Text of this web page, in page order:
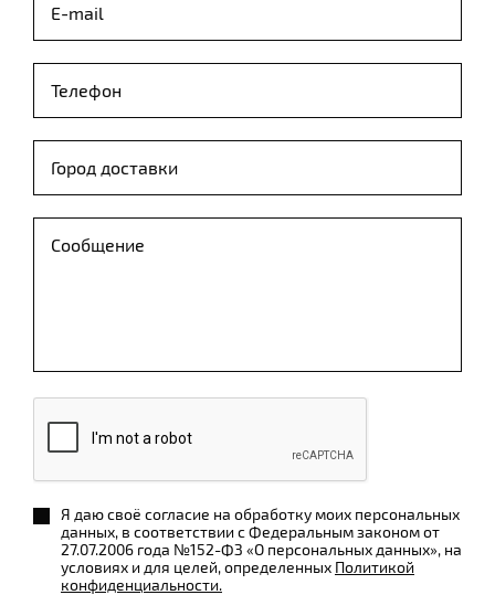
Я даю своё согласие на обработку моих персональных
данных, в соответствии с Федеральным законом от
27.07.2006 года №152-ФЗ «О персональных данных», на
условиях и для целей, определенных Политикой
конфиденциальности.